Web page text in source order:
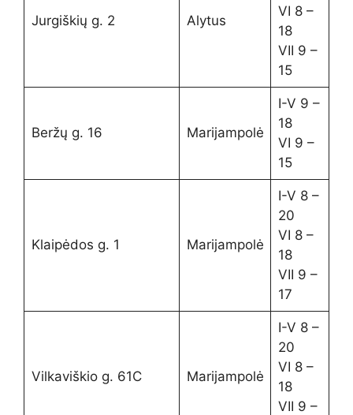
Jurgiškių g. 2 Alytus
VI 8 –
18
VII 9 –
15
Beržų g. 16 Marijampolė
I-V 9 –
18
VI 9 –
15
Klaipėdos g. 1 Marijampolė
I-V 8 –
20
VI 8 –
18
VII 9 –
17
Vilkaviškio g. 61C Marijampolė
I-V 8 –
20
VI 8 –
18
VII 9 –